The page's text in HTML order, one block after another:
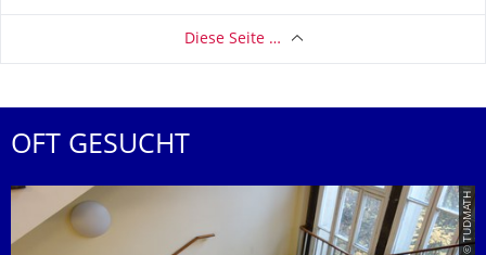
Diese Seite …
OFT GESUCHT
© TUDMATH